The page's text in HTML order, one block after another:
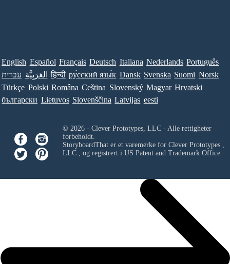
English Español Français Deutsch Italiana Nederlands Português
עברית العَرَبِيَّة हिन्दी ру́сский язы́к Dansk Svenska Suomi Norsk
Türkçe Polski Româna Ceština Slovenský Magyar Hrvatski
български Lietuvos Slovenščina Latvijas eesti
© 2026 - Clever Prototypes, LLC - Alle rettigheter
forbeholdt.
StoryboardThat er et varemerke for Clever Prototypes ,
LLC, og registrert i US Patent and Trademark Office